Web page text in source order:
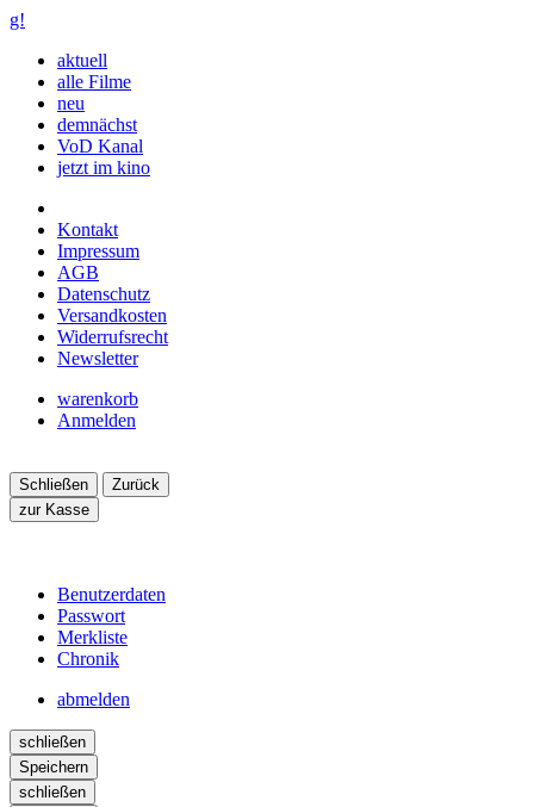
g!
aktuell
alle Filme
neu
demnächst
VoD Kanal
jetzt im kino
Kontakt
Impressum
AGB
Datenschutz
Versandkosten
Widerrufsrecht
Newsletter
warenkorb
Anmelden
Schließen
Zurück
zur Kasse
Benutzerdaten
Passwort
Merkliste
Chronik
abmelden
schließen
Speichern
schließen